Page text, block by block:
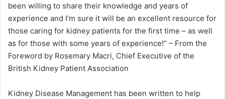
been willing to share their knowledge and years of
experience and I’m sure it will be an excellent resource for
those caring for kidney patients for the first time – as well
as for those with some years of experience!” – From the
Foreword by Rosemary Macri, Chief Executive of the
British Kidney Patient Association
Kidney Disease Management has been written to help